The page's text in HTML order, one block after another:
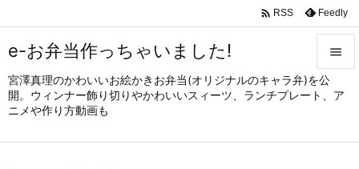
e-お弁当作っちゃいました!
宮澤真理のかわいいお絵かきお弁当(オリジナルのキャラ弁)を公
開。ウィンナー飾り切りやかわいいスィーツ、ランチプレート、ア
ニメや作り方動画も


メニュ
サイド
 RSS Feedly